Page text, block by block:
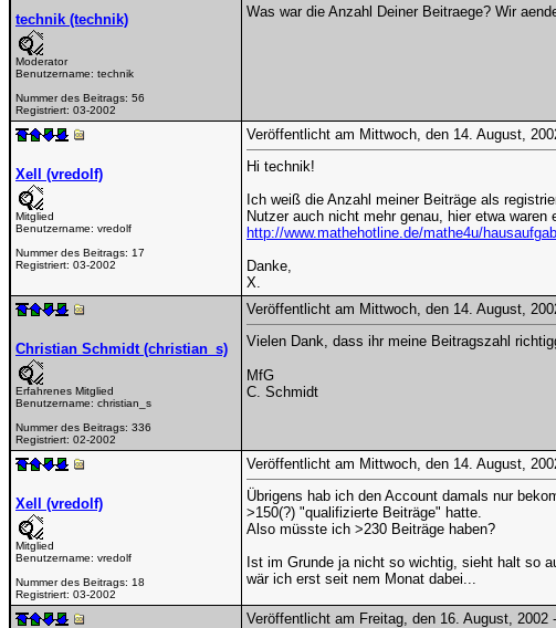
technik (technik)
Moderator
Benutzername: technik
Nummer des Beitrags: 56
Registriert: 03-2002
Was war die Anzahl Deiner Beitraege? Wir
Xell (vredolf)
Mitglied
Benutzername: vredolf
Nummer des Beitrags: 17
Registriert: 03-2002
Veröffentlicht am Mittwoch, den 14. August,
Hi technik!
Ich weiß die Anzahl meiner Beiträge als
Nutzer auch nicht mehr genau, hier etwa waren
http://www.mathehotline.de/mathe4u/
Danke,
X.
Christian Schmidt (christian_s)
Erfahrenes Mitglied
Benutzername: christian_s
Nummer des Beitrags: 336
Registriert: 02-2002
Veröffentlicht am Mittwoch, den 14. August,
Vielen Dank, dass ihr meine Beitragszahl
MfG
C. Schmidt
Xell (vredolf)
Mitglied
Benutzername: vredolf
Nummer des Beitrags: 18
Registriert: 03-2002
Veröffentlicht am Mittwoch, den 14. August,
Übrigens hab ich den Account damals nur
>150(?) "qualifizierte Beiträge" hatte.
Also müsste ich >230 Beiträge haben?
Ist im Grunde ja nicht so wichtig, sieht halt so
wär ich erst seit nem Monat dabei...
Veröffentlicht am Freitag, den 16. August, 2002